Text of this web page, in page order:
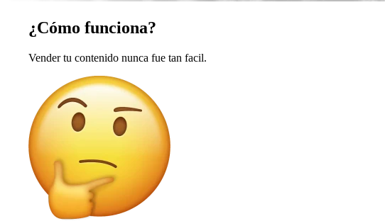
¿Cómo funciona?
Vender tu contenido nunca fue tan facil.